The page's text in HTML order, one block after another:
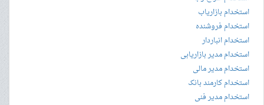
استخدام بازاریاب
استخدام فروشنده
استخدام انباردار
استخدام مدیر بازاریابی
استخدام مدیر مالی
استخدام کارمند بانک
استخدام مدیر فنی